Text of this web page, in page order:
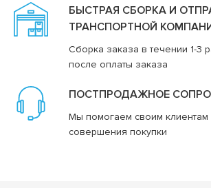
БЫСТРАЯ СБОРКА И
ТРАНСПОРТНОЙ
Сборка заказа в течении 1-3
после оплаты заказа
ПОСТПРОДАЖНОЕ
Мы помогаем своим клиентам
совершения покупки